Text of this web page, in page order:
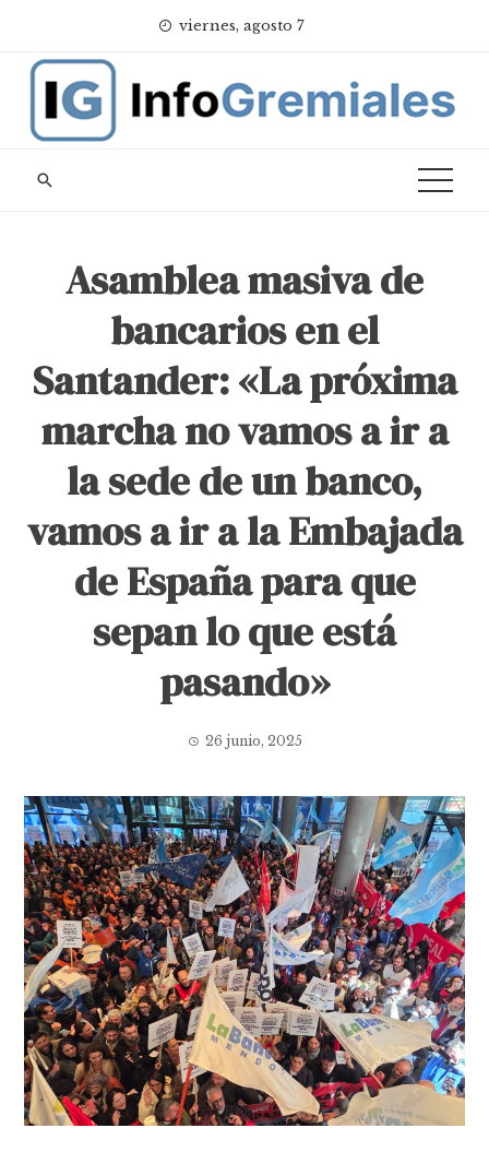
content
viernes, agosto 7
Asamblea masiva de
bancarios en el
Santander: «La próxima
marcha no vamos a ir a
la sede de un banco,
vamos a ir a la Embajada
de España para que
sepan lo que está
pasando»
26 junio, 2025